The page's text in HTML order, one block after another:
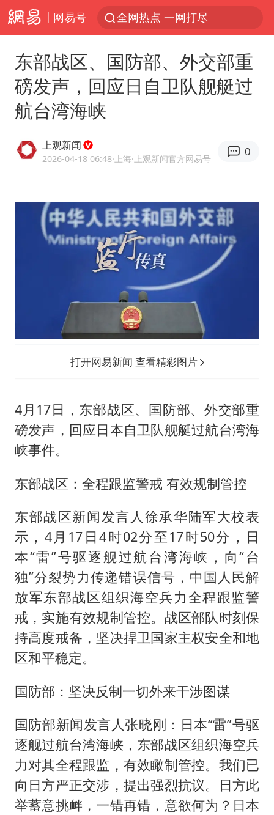
网易号 全网热点 一网打尽
东部战区、国防部、外交部重
磅发声，回应日自卫队舰艇过
航台湾海峡
上观新闻
2026-04-18 06:48·上海·上观新闻官方网易号
0
打开网易新闻 查看精彩图片
4月17日，东部战区、国防部、外交部重
磅发声，回应日本自卫队舰艇过航台湾海
峡事件。
东部战区：全程跟监警戒 有效规制管控
东部战区新闻发言人徐承华陆军大校表
示，4月17日4时02分至17时50分，日
本“雷”号驱逐舰过航台湾海峡，向“台
独”分裂势力传递错误信号，中国人民解
放军东部战区组织海空兵力全程跟监警
戒，实施有效规制管控。战区部队时刻保
持高度戒备，坚决捍卫国家主权安全和地
区和平稳定。
国防部：坚决反制一切外来干涉图谋
国防部新闻发言人张晓刚：日本“雷”号驱
逐舰过航台湾海峡，东部战区组织海空兵
力对其全程跟监，有效瞰制管控。我们已
向日方严正交涉，提出强烈抗议。日方此
举蓄意挑衅，一错再错，意欲何为？日本